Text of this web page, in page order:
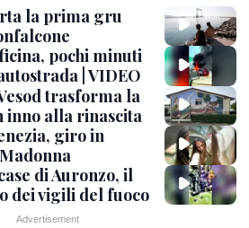
la prima gru
pochi minuti
| VIDEO
trasforma la
inno alla rinascita
giro in
di Auronzo, il
dei vigili del fuoco